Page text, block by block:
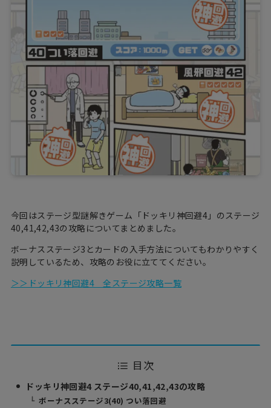
今回はステージ型謎解きゲーム「ドッキリ神回避4」のステージ
40,41,42,43の攻略についてまとめました。
ボーナスステージ3とカードの入手方法についてもわかりやすく
説明しているため、攻略のお役に立ててください。
＞＞ドッキリ神回避4 全ステージ攻略一覧
目次
ドッキリ神回避4 ステージ40,41,42,43の攻略
ボーナスステージ3(40) つい落回避